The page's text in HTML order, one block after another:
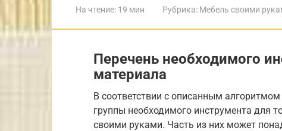
На чтение: 19 мин Рубрика: Мебель своими
Перечень необходимого
материала
В соответствии с описанным
группы необходимого инструмента для
своими руками. Часть из них может